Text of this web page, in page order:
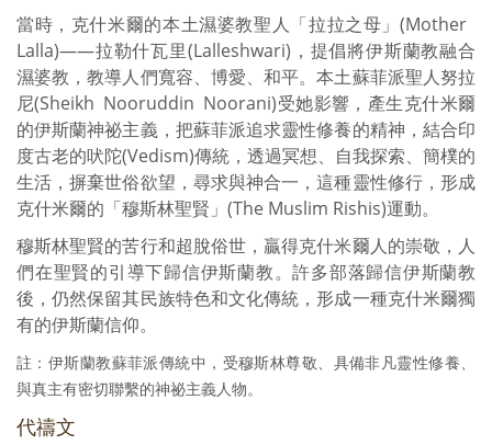
當時，克什米爾的本土濕婆教聖人「拉拉之母」(Mother
Lalla)——拉勒什瓦里(Lalleshwari)，提倡將伊斯蘭教融合
濕婆教，教導人們寬容、博愛、和平。本土蘇菲派聖人努拉
尼(Sheikh Nooruddin Noorani)受她影響，產生克什米爾
的伊斯蘭神祕主義，把蘇菲派追求靈性修養的精神，結合印
度古老的吠陀(Vedism)傳統，透過冥想、自我探索、簡樸的
生活，摒棄世俗欲望，尋求與神合一，這種靈性修行，形成
克什米爾的「穆斯林聖賢」(The Muslim Rishis)運動。
穆斯林聖賢的苦行和超脫俗世，贏得克什米爾人的崇敬，人
們在聖賢的引導下歸信伊斯蘭教。許多部落歸信伊斯蘭教
後，仍然保留其民族特色和文化傳統，形成一種克什米爾獨
有的伊斯蘭信仰。
註：伊斯蘭教蘇菲派傳統中，受穆斯林尊敬、具備非凡靈性修養、
與真主有密切聯繫的神祕主義人物。
代禱文